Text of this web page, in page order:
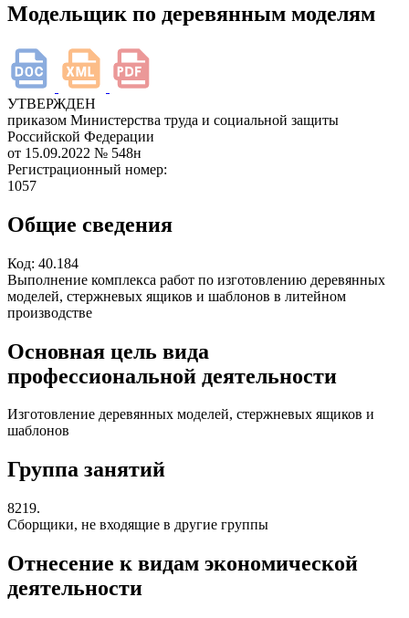
Модельщик по деревянным моделям
УТВЕРЖДЕН
приказом Министерства труда и социальной защиты
Российской Федерации
от 15.09.2022 № 548н
Регистрационный номер:
1057
Общие сведения
Код: 40.184
Выполнение комплекса работ по изготовлению деревянных
моделей, стержневых ящиков и шаблонов в литейном
производстве
Основная цель вида
профессиональной деятельности
Изготовление деревянных моделей, стержневых ящиков и
шаблонов
Группа занятий
8219.
Сборщики, не входящие в другие группы
Отнесение к видам экономической
деятельности